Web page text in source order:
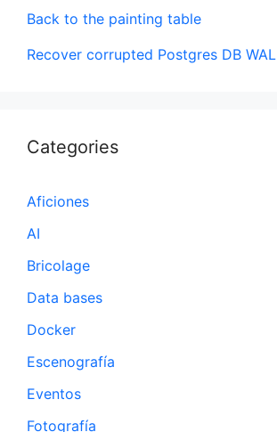
Back to the painting table
Recover corrupted Postgres DB WAL
Categories
Aficiones
AI
Bricolage
Data bases
Docker
Escenografía
Eventos
Fotografía